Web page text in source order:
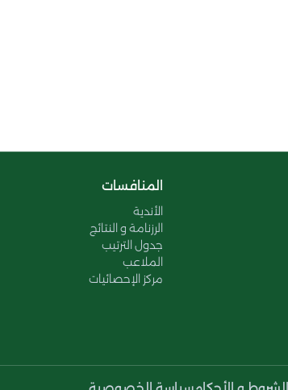
المنافسات
الأندية
الرزنامة و النتائج
جدول الترتيب
الملاعب
مركز الإحصائيات